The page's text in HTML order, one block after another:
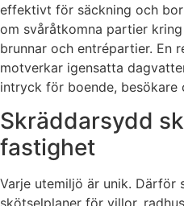
effektivt för säckning och
om svåråtkomna partier
brunnar och entrépartier. En
motverkar igensatta
intryck för boende, besökare
Skräddarsydd
fastighet
Varje utemiljö är unik. Därför